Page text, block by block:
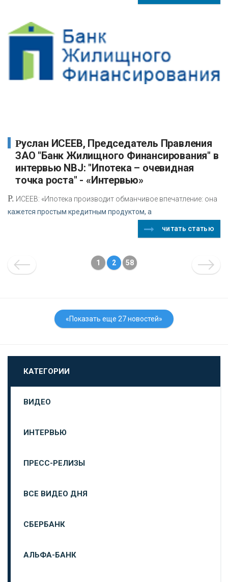
Руслан ИСЕЕВ, Председатель Правления
ЗАО "Банк Жилищного Финансирования" в
интервью NBJ: "Ипотека – очевидная
точка роста" - «Интервью»
Р. ИСЕЕВ: «Ипотека производит обманчивое впечатление: она
кажется простым кредитным продуктом, а
читать статью
1 2 58
«Показать еще 27 новостей»
КАТЕГОРИИ
ВИДЕО
ИНТЕРВЬЮ
ПРЕСС-РЕЛИЗЫ
ВСЕ ВИДЕО ДНЯ
СБЕРБАНК
АЛЬФА-БАНК